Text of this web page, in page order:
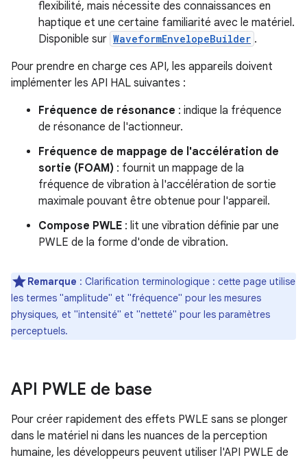
flexibilité, mais nécessite des connaissances en
haptique et une certaine familiarité avec le matériel.
Disponible sur WaveformEnvelopeBuilder .
Pour prendre en charge ces API, les appareils doivent
implémenter les API HAL suivantes :
Fréquence de résonance : indique la fréquence
de résonance de l'actionneur.
Fréquence de mappage de l'accélération de
sortie (FOAM) : fournit un mappage de la
fréquence de vibration à l'accélération de sortie
maximale pouvant être obtenue pour l'appareil.
Compose PWLE : lit une vibration définie par une
PWLE de la forme d'onde de vibration.
Remarque : Clarification terminologique : cette page utilise
les termes "amplitude" et "fréquence" pour les mesures
physiques, et "intensité" et "netteté" pour les paramètres
perceptuels.
API PWLE de base
Pour créer rapidement des effets PWLE sans se plonger
dans le matériel ni dans les nuances de la perception
humaine, les développeurs peuvent utiliser l'API PWLE de